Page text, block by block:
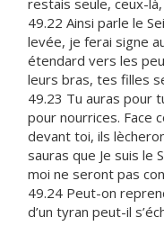
restais seule, ceux-
49.22 Ainsi parle le
levée, je ferai signe
étendard vers les
leurs bras, tes filles
49.23 Tu auras pour
pour nourrices. Face
devant toi, ils
sauras que Je suis le
moi ne seront pas
49.24 Peut-on
d’un tyran peut-il